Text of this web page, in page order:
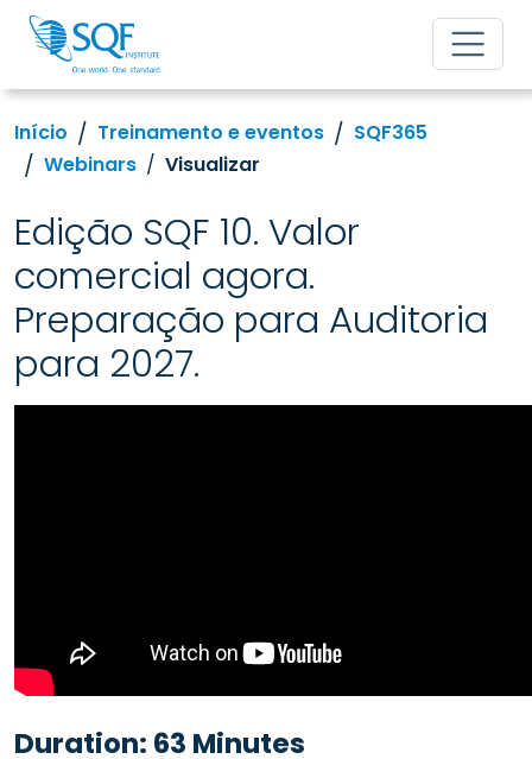
Início Treinamento e eventos
SQF365
Webinars
Visualizar
Edição SQF 10. Valor
comercial agora.
Preparação para Auditoria
para 2027.
Duration: 63 Minutes